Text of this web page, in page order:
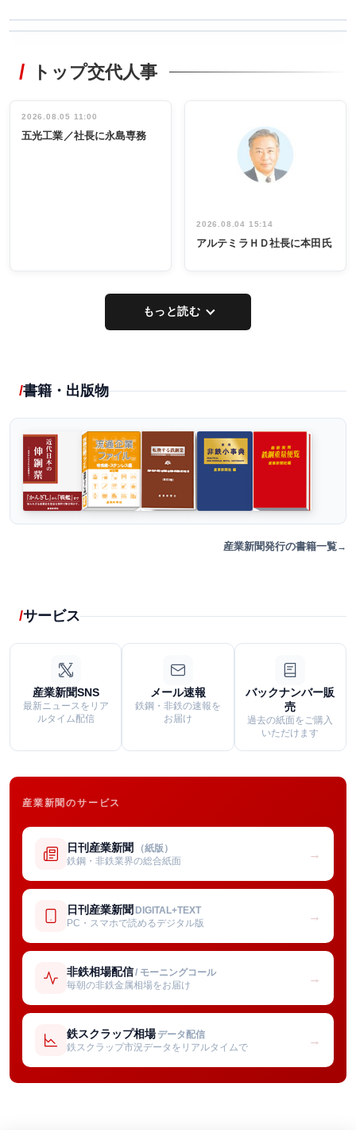
非鉄業界で
インタビュ
ー／社内ア
タックトレー
祝う 業界関
係者ら220人
出席
トップ交代人事
2026.08.05 11:00
五光工業／社長に永島専務
2026.08.04 15:14
アルテミラＨＤ社長に本田氏
もっと読む
書籍・出版物
産業新聞発行の書籍一覧
サービス
産業新聞SNS
最新ニュースをリア
ルタイム配信
メール速報
鉄鋼・非鉄の速報を
お届け
バックナンバー販
売
過去の紙面をご購入
いただけます
産業新聞のサービス
日刊産業新聞 （紙版）
鉄鋼・非鉄業界の総合紙面
→
日刊産業新聞 DIGITAL+TEXT
PC・スマホで読めるデジタル版
→
非鉄相場配信/ モーニングコール
毎朝の非鉄金属相場をお届け
→
鉄スクラップ相場 データ配信
鉄スクラップ市況データをリアルタイムで
→